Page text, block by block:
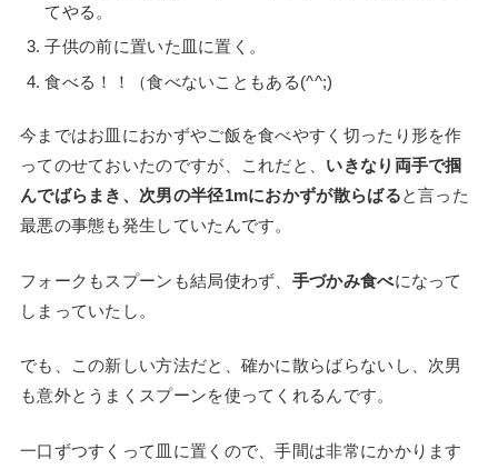
てやる。
子供の前に置いた皿に置く。
食べる！！（食べないこともある(^^;)
今まではお皿におかずやご飯を食べやすく切ったり形を作
ってのせておいたのですが、これだと、 いきなり両手で掴
んでばらまき、次男の半径1mにおかずが散らばると言った
最悪の事態も発生していたんです。
フォークもスプーンも結局使わず、 手づかみ食べになって
しまっていたし。
でも、この新しい方法だと、確かに散らばらないし、次男
も意外とうまくスプーンを使ってくれるんです。
一口ずつすくって皿に置くので、手間は非常にかかります